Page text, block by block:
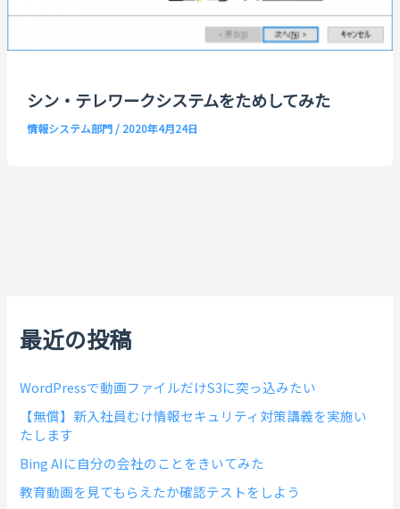
シン・テレワークシステムをためしてみた
情報システム部門/ 2020年4月24日
最近の投稿
WordPressで動画ファイルだけS3に突っ込みたい
【無償】新入社員むけ情報セキュリティ対策講義を実施い
たします
Bing AIに自分の会社のことをきいてみた
教育動画を見てもらえたか確認テストをしよう